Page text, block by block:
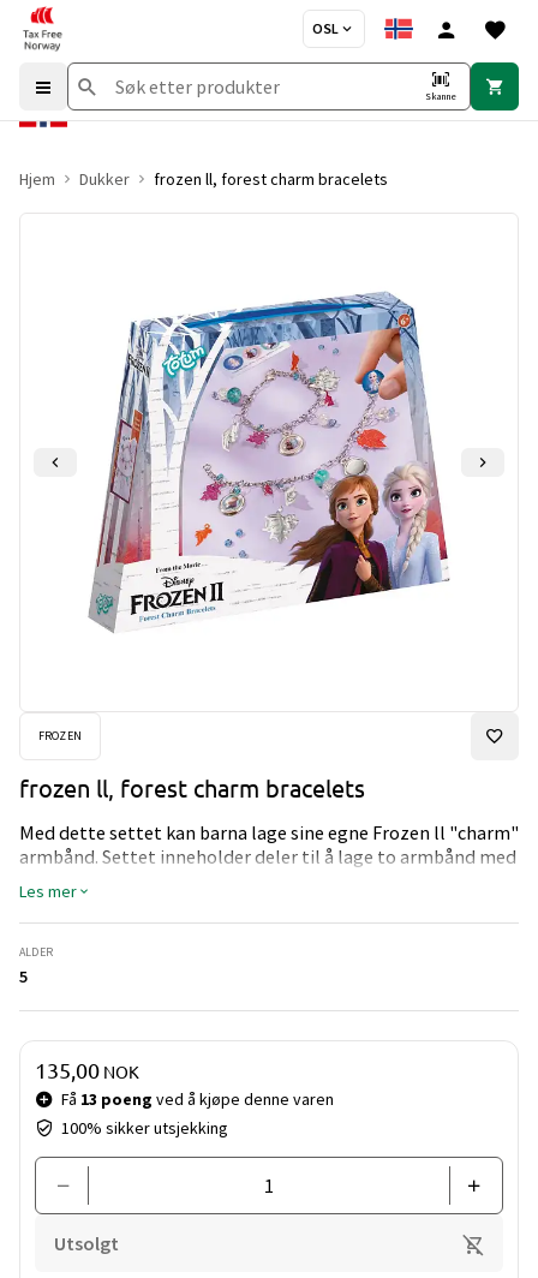
OSL
Skanne
Hjem Dukker frozen ll, forest charm bracelets
FROZEN
frozen ll, forest charm bracelets
Med dette settet kan barna lage sine egne Frozen ll "charm"
armbånd. Settet inneholder deler til å lage to armbånd med
tre sølvfargede "charms", perler og fargede paljetter.
Les mer
ALDER
5
Pris og mengde
Få 13 poeng ved å kjøpe denne varen
100% sikker utsjekking
135,00 NOK
Utsolgt